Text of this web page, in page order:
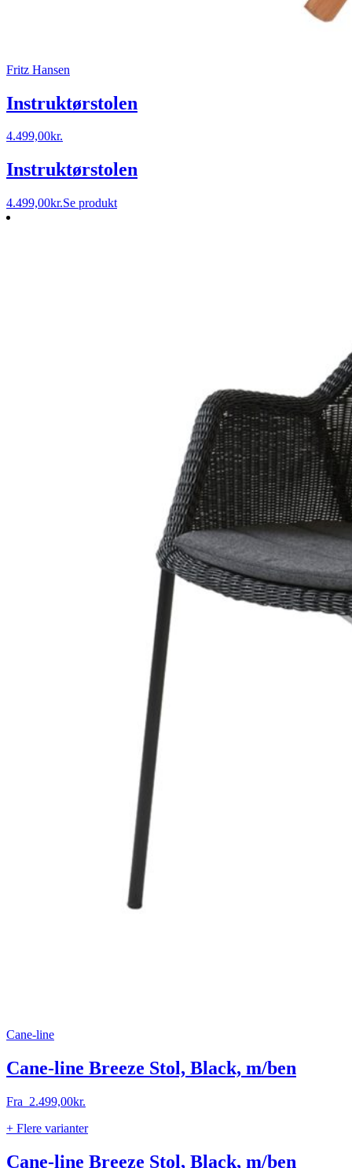
Fritz Hansen
Instruktørstolen
4.499,00kr.
Instruktørstolen
4.499,00kr.Se produkt
Cane-line
Cane-line Breeze Stol, Black, m/ben
Fra 2.499,00kr.
+ Flere varianter
Cane-line Breeze Stol, Black, m/ben